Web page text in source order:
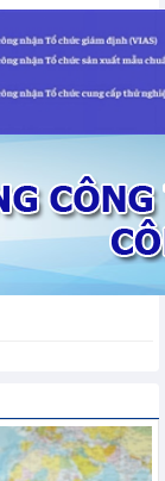
Bia Hà Nội
diện, tiếp
nối hành
hơn 132
diện, tiếp
trình lịch sử
hơn 132
năm